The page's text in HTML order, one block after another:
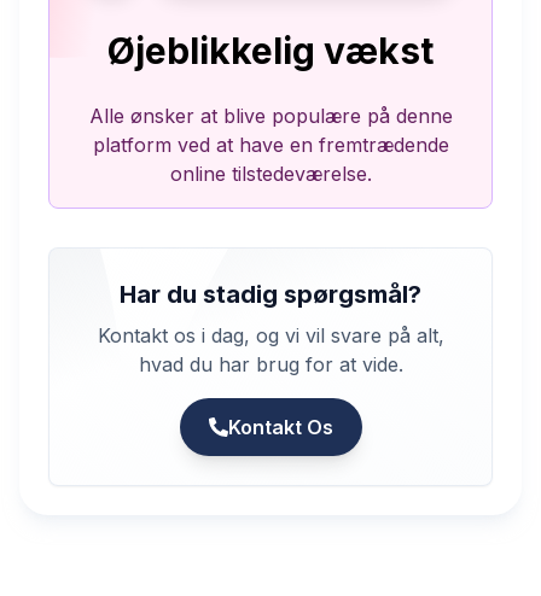
Øjeblikkelig vækst
Alle ønsker at blive populære på denne
platform ved at have en fremtrædende
online tilstedeværelse.
Har du stadig spørgsmål?
Kontakt os i dag, og vi vil svare på alt,
hvad du har brug for at vide.
Kontakt Os